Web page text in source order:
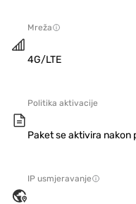
Mreža
4G/LTE
Politika aktivacije
Paket se aktivira nakon
IP usmjeravanje